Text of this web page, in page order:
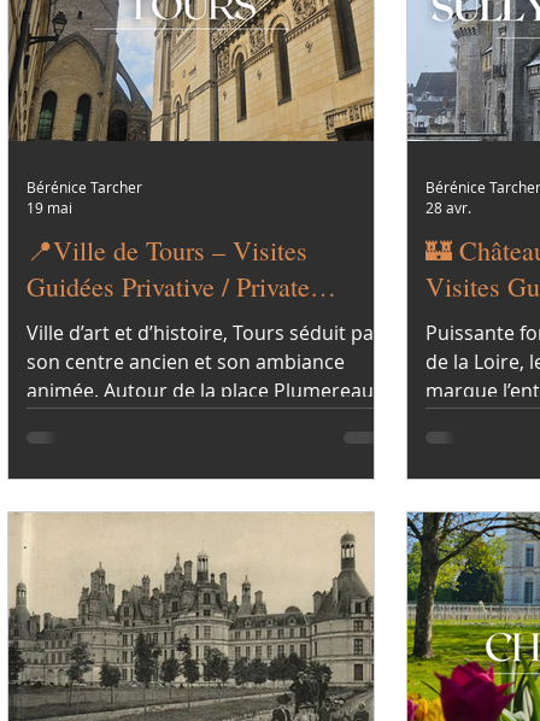
📍Ville de Tours – Visites
Guidées Privative / Private
Guided Tours
Ville d’art et d’histoire, Tours séduit par
son centre ancien et son ambiance
animée. Autour de la place Plumereau,
particuliers racontent l’évolution de la
ville du Moyen Âge à la Renaissance.
Une ville vivante, au cœur du Val de
Bérénice Tarcher
19 mai
🏰
Visites
Guided
Puissante
de la Loire,
marque
conserve
château
massives et
demeure
de Sully et
Bérénice Tarcher
28 avr.